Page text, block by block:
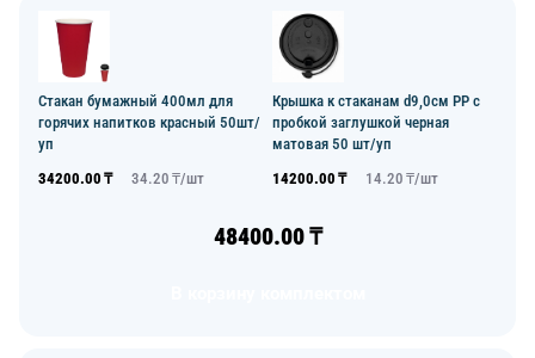
Стакан бумажный 400мл для
горячих напитков красный 50шт/
уп
34200.00 ₸ 34.20 ₸/шт
Крышка к стаканам d9,0см PP с
пробкой заглушкой черная
матовая 50 шт/уп
14200.00 ₸ 14.20 ₸/шт
48400.00₸